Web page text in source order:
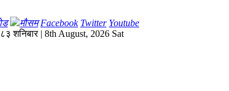
मौसम Facebook Twitter Youtube
शनिबार | 8th August, 2026 Sat